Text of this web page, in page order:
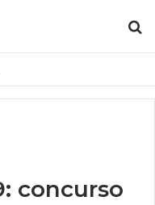
concurso